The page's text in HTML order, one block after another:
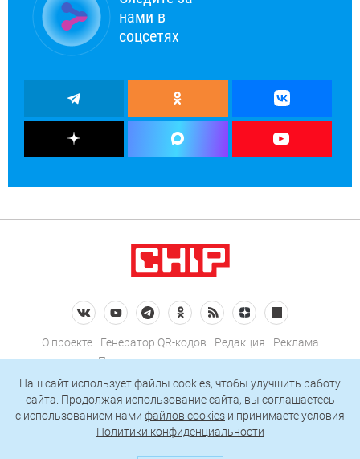
нами в
соцсетях
О проекте Генератор QR-кодов Редакция
Реклама
Пользовательское соглашение
Политика конфиденциальности
Подписаться на рассылку
Наш сайт использует файлы cookies, чтобы улучшить работу
сайта. Продолжая использование сайта, вы соглашаетесь
c использованием нами файлов cookies и принимаете условия
Политики конфиденциальности